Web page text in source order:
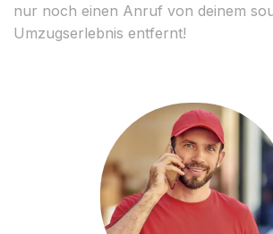
nur noch einen Anruf von deinem
Umzugserlebnis entfernt!